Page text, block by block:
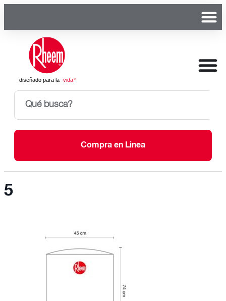
Compra en Linea
5